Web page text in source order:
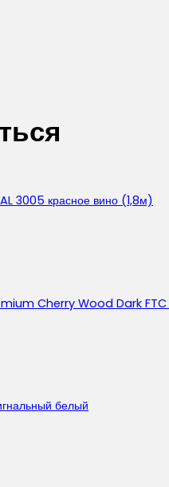
3005 красное вино (1,8м)
Cherry Wood Dark
белый